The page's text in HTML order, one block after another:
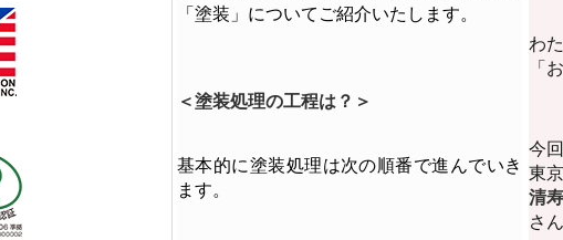
「塗装」についてご紹介いたします。
＜塗装処理の工程は？＞
基本的に塗装処理は次の順番で進んでいき
ます。
わ
「
今
東
清
さ